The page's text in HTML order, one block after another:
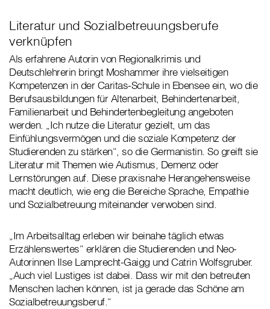
Literatur und Sozialbetreuungsberufe
verknüpfen
Als erfahrene Autorin von Regionalkrimis und
Deutschlehrerin bringt Moshammer ihre vielseitigen
Kompetenzen in der Caritas-Schule in Ebensee ein, wo die
Berufsausbildungen für Altenarbeit, Behindertenarbeit,
Familienarbeit und Behindertenbegleitung angeboten
werden. „Ich nutze die Literatur gezielt, um das
Einfühlungsvermögen und die soziale Kompetenz der
Studierenden zu stärken“, so die Germanistin. So greift sie
Literatur mit Themen wie Autismus, Demenz oder
Lernstörungen auf. Diese praxisnahe Herangehensweise
macht deutlich, wie eng die Bereiche Sprache, Empathie
und Sozialbetreuung miteinander verwoben sind.
„Im Arbeitsalltag erleben wir beinahe täglich etwas
Erzählenswertes“ erklären die Studierenden und Neo-
Autorinnen Ilse Lamprecht-Gaigg und Catrin Wolfsgruber.
„Auch viel Lustiges ist dabei. Dass wir mit den betreuten
Menschen lachen können, ist ja gerade das Schöne am
Sozialbetreuungsberuf.“